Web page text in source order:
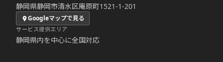
静岡県静岡市清水区庵原町1521-1-201
Googleマップで見る
サービス提供エリア
静岡県内を中心に全国対応